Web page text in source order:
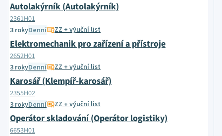
Autolakýrník (Autolakýrník)
2361H01
3 rokyDenní ZZ + výuční list
Elektromechanik pro zařízení a přístroje
2652H01
3 rokyDenní ZZ + výuční list
Karosář (Klempíř-karosář)
2355H02
3 rokyDenní ZZ + výuční list
Operátor skladování (Operátor logistiky)
6653H01